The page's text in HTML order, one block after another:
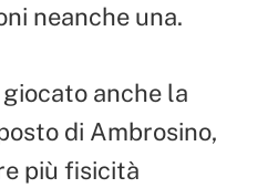
neanche una.
anche la
di Ambrosino,
più fisicità